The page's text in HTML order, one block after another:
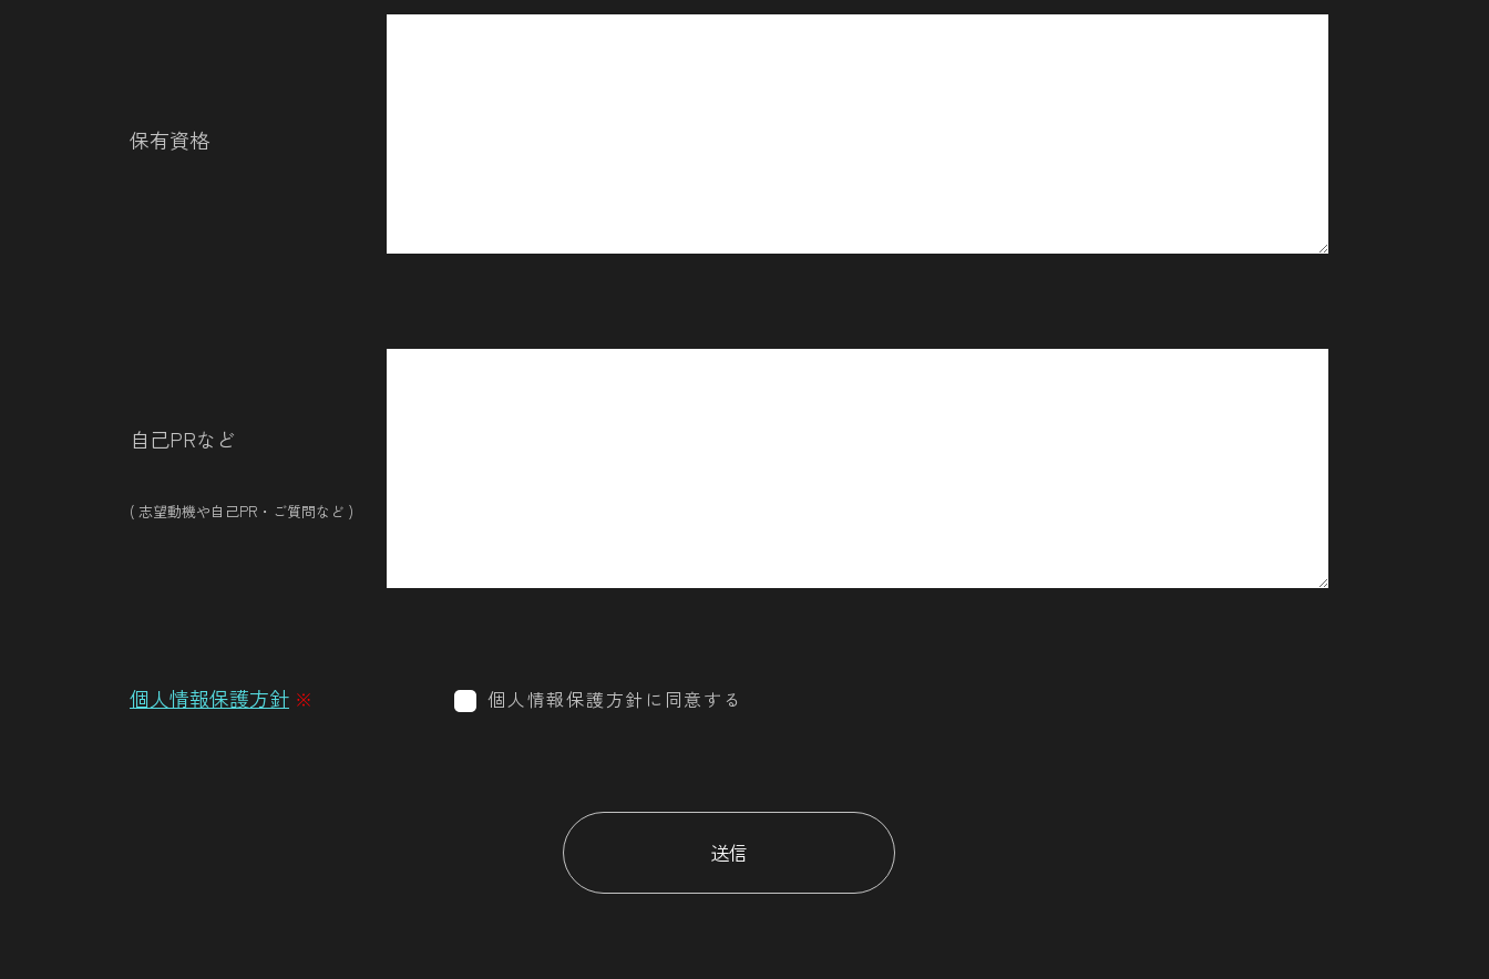
保有資格
自己PRなど
( 志望動機や自己PR・ご質問など )
個人情報保護方針 ※ 個人情報保護方針に同意する